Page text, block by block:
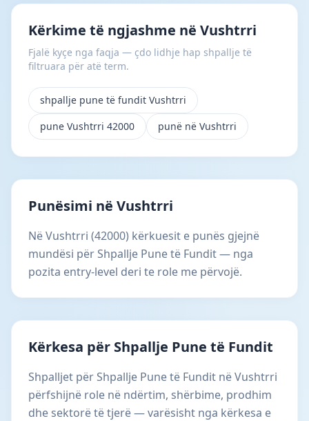
Kërkime të ngjashme në Vushtrri
Fjalë kyçe nga faqja — çdo lidhje hap shpallje të
filtruara për atë term.
shpallje pune të fundit Vushtrri
pune Vushtrri 42000
punë në Vushtrri
Punësimi në Vushtrri
Në Vushtrri (42000) kërkuesit e punës gjejnë
mundësi për Shpallje Pune të Fundit — nga
pozita entry-level deri te role me përvojë.
Kërkesa për Shpallje Pune të Fundit
Shpalljet për Shpallje Pune të Fundit në Vushtrri
përfshijnë role në ndërtim, shërbime, prodhim
dhe sektorë të tjerë — varësisht nga kërkesa e